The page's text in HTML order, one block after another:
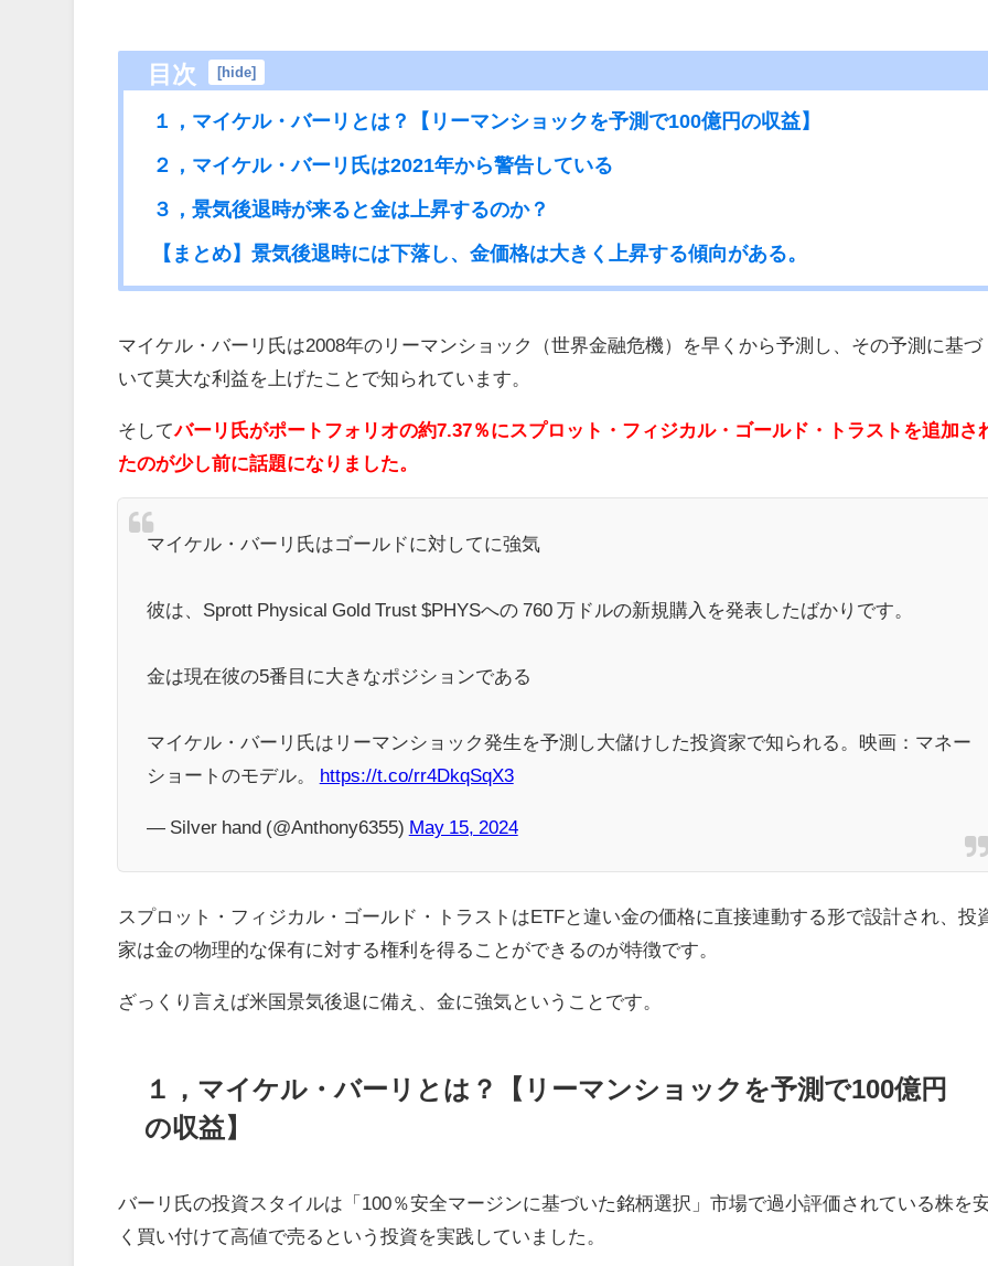
目次 [hide]
１，マイケル・バーリとは？【リーマンショックを予測で100億円の収益】
２，マイケル・バーリ氏は2021年から警告している
３，景気後退時が来ると金は上昇するのか？
【まとめ】景気後退時には下落し、金価格は大きく上昇する傾向がある。
マイケル・バーリ氏は2008年のリーマンショック（世界金融危機）を早くから予測し、その予測に基づ
いて莫大な利益を上げたことで知られています。
そしてバーリ氏がポートフォリオの約7.37％にスプロット・フィジカル・ゴールド・トラストを追加さ
たのが少し前に話題になりました。
マイケル・バーリ氏はゴールドに対してに強気
彼は、Sprott Physical Gold Trust $PHYSへの 760 万ドルの新規購入を発表したばかりです。
金は現在彼の5番目に大きなポジションである
マイケル・バーリ氏はリーマンショック発生を予測し大儲けした投資家で知られる。映画：マネー
ショートのモデル。 https://t.co/rr4DkqSqX3
— Silver hand (@Anthony6355) May 15, 2024
スプロット・フィジカル・ゴールド・トラストはETFと違い金の価格に直接連動する形で設計され、投
家は金の物理的な保有に対する権利を得ることができるのが特徴です。
ざっくり言えば米国景気後退に備え、金に強気ということです。
１，マイケル・バーリとは？【リーマンショックを予測で100億円
の収益】
バーリ氏の投資スタイルは「100％安全マージンに基づいた銘柄選択」市場で過小評価されている株を
く買い付けて高値で売るという投資を実践していました。